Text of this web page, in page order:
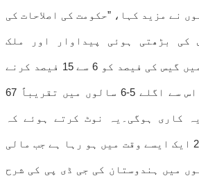
نے مزید کہا، ”حکومت کی اصلاحات کی
کی بڑھتی ہوئی پیداوار اور ملک
پرائمری انرجی مکس میں گیس کی فیصد کو 6 سے 15 فیصد کرنے
کی کوشش کر رہا ہے۔ اس سے اگلے 5-6 سالوں میں تقریباً 67
کاری ہوگی۔یہ نوٹ کرتے ہوئے کہ
انڈیا انرجی ویک 2024 ایک ایسے وقت میں ہو رہا ہے جب مالی
میں ہندوستان کی جی ڈی پی کی شرح